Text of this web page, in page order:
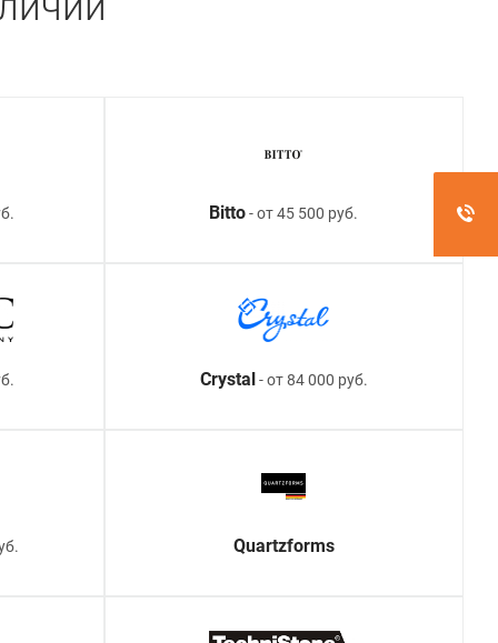
Bitto- от 45 500 руб.
Crystal - от 84 000 руб.
Quartzforms